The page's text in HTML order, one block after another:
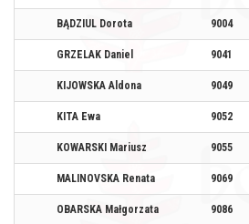
BĄDZIUL Dorota 9004
GRZELAK Daniel 9041
KIJOWSKA Aldona 9049
KITA Ewa 9052
KOWARSKI Mariusz 9055
MALINOVSKA Renata 9069
OBARSKA Małgorzata 9086